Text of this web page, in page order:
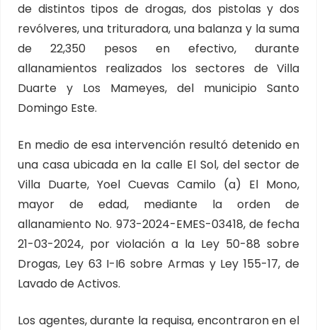
de distintos tipos de drogas, dos pistolas y dos
revólveres, una trituradora, una balanza y la suma
de 22,350 pesos en efectivo, durante
allanamientos realizados los sectores de Villa
Duarte y Los Mameyes, del municipio Santo
Domingo Este.
En medio de esa intervención resultó detenido en
una casa ubicada en la calle El Sol, del sector de
Villa Duarte, Yoel Cuevas Camilo (a) El Mono,
mayor de edad, mediante la orden de
allanamiento No. 973-2024-EMES-03418, de fecha
21-03-2024, por violación a la Ley 50-88 sobre
Drogas, Ley 63 I-I6 sobre Armas y Ley 155-17, de
Lavado de Activos.
Los agentes, durante la requisa, encontraron en el